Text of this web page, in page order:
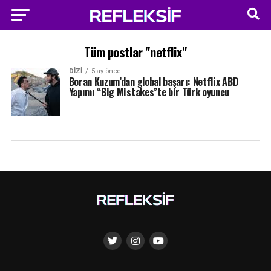
Tüm postlar "netflix"
DIZI 5 ay önce
Boran Kuzum’dan global başarı: Netflix ABD
Yapımı “Big Mistakes”te bir Türk oyuncu